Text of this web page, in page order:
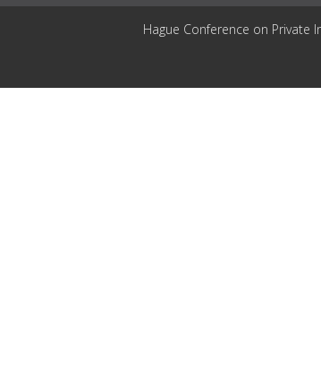
Hague Conference on Private